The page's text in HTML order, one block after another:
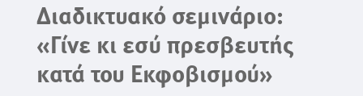
Διαδικτυακό σεμινάριο:
«Γίνε κι εσύ πρεσβευτής
κατά του Εκφοβισμού»